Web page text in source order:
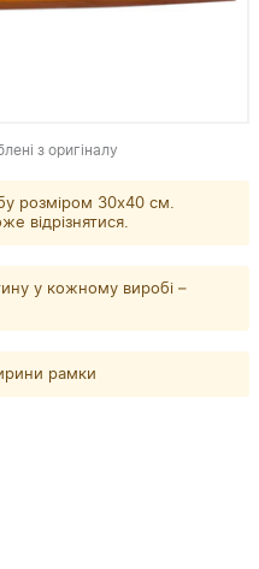
з оригіналу
розміром 30x40 см.
відрізнятися.
у кожному виробі –
рамки